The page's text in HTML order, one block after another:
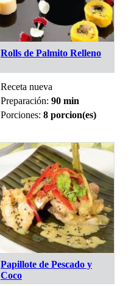
Rolls de Palmito Relleno
Receta nueva
Preparación: 90 min
Porciones: 8 porcion(es)
Papillote de Pescado y
Coco